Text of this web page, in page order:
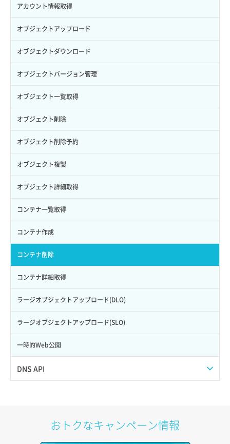
サブユーザー更新
サブユーザー詳細取得
トークン発行
パーミッション一覧取得
ロールからパーミッションを紐づけ解除
ロールにパーミッションを紐づけ
ロール一覧取得
ロール作成
ロール削除
ロール更新
ロール詳細取得
バックアップ詳細一覧取得
バックアップ詳細取得
ボリュームイメージ保存
ボリュームタイプ一覧取得
ボリュームタイプ詳細取得
ボリューム一覧取得
ボリューム作成
ボリューム削除
ボリューム更新
ボリューム詳細一覧取得
ボリューム詳細取得
自動バックアップ有効化
自動バックアップ無効化
アタッチ済みポート詳細取得
アタッチ済みボリューム一覧
アタッチ済みボリューム詳細取得
コンソールURL発行
サーバーに紐づくアドレス取得
サーバーに紐づくアドレス取得（ネットワーク指定）
サーバーに紐づくセキュリティグループ取得
サーバープラン一覧取得
サーバープラン変更
サーバープラン詳細一覧取得
サーバープラン詳細取得
サーバーメタデータ取得
サーバーメタデータ更新（ネームタグ変更）
サーバー一覧取得
サーバー作成
サーバー利用状況グラフ（トラフィック）
サブネット削除（ローカルネットワーク用）
サブネット詳細取得
セキュリティグループ ルール一覧取得
セキュリティグループ ルール作成
セキュリティグループ ルール削除
セキュリティグループ ルール詳細取得
セキュリティグループ一覧取得
セキュリティグループ作成
セキュリティグループ削除
セキュリティグループ更新
セキュリティグループ詳細取得
ネットワーク一覧取得
ネットワーク作成（ローカルネットワーク用）
ネットワーク削除（ローカルネットワーク用）
ネットワーク詳細取得
ポート一覧取得
ポート作成（ローカルネットワーク用）
プール更新
プール詳細取得
ヘルスモニタ一覧取得
ヘルスモニタ作成
ヘルスモニタ削除
ヘルスモニタ更新
ヘルスモニタ詳細取得
メンバー一覧
メンバー削除
メンバー更新
メンバー詳細取得
メンバー追加
リスナー一覧取得
リスナー作成
リスナー削除
リスナー更新
リスナー詳細取得
アカウント情報取得
オブジェクトアップロード
オブジェクトダウンロード
オブジェクトバージョン管理
オブジェクト一覧取得
オブジェクト削除
オブジェクト削除予約
オブジェクト複製
オブジェクト詳細取得
コンテナ一覧取得
コンテナ作成
コンテナ削除
コンテナ詳細取得
ラージオブジェクトアップロード(DLO)
ラージオブジェクトアップロード(SLO)
一時的Web公開
DNS API
おトクなキャンペーン情報